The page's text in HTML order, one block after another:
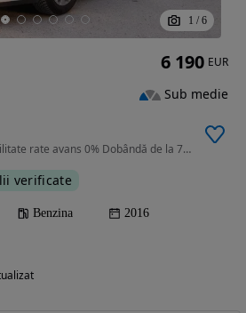
1 / 6
1598 cm3 • 115 CP • Posibilitate rate avans 0% Dobândă de la 7.9% prin TBI BANK
verificate
Benzina 2016
6 190 EUR
Sub medie